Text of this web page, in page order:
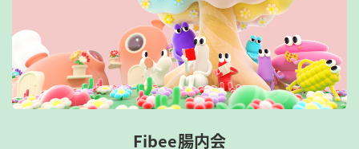
Fibee腸内会